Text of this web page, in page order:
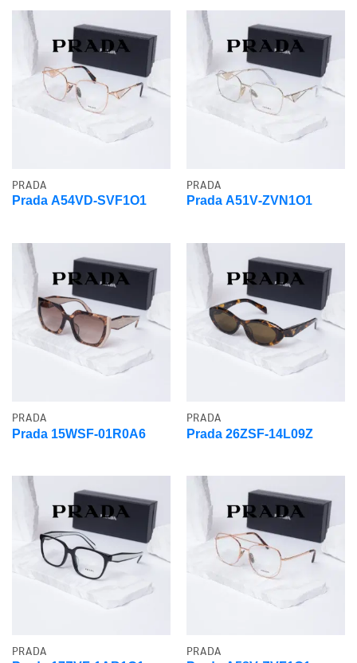
PRADA
Prada A54VD-SVF1O1
PRADA
Prada A51V-ZVN1O1
PRADA
Prada 15WSF-01R0A6
PRADA
Prada 26ZSF-14L09Z
PRADA PRADA